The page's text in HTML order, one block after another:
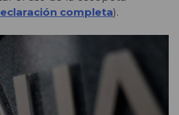
completa).